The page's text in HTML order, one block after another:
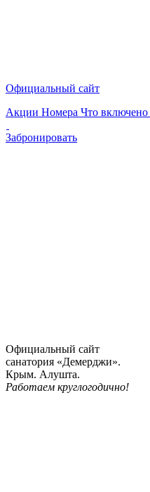
Официальный сайт
Акции Номера Что включено
Забронировать
Официальный сайт
санатория «Демерджи».
Крым. Алушта.
Работаем круглогодично!